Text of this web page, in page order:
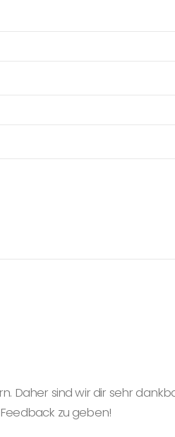
Daher sind wir dir sehr
zu geben!